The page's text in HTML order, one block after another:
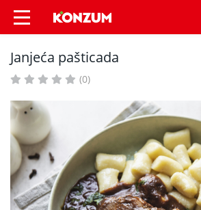
Janjeća pašticada -
Janjeća pašticada
(0)